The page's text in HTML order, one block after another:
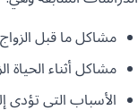
مشاكل ما قبل الزواج
مشاكل أثناء الحياة
الأسباب التي تؤدي